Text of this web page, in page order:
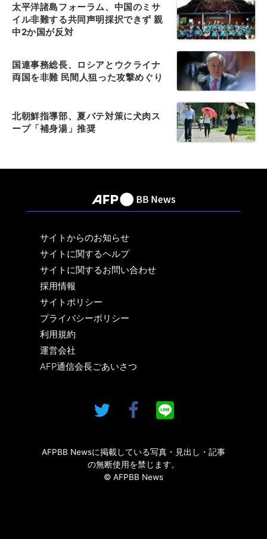
太平洋諸島フォーラム、中国のミサ
イル非難する共同声明採択できず 親
中2か国が反対
国連事務総長、ロシアとウクライナ
両国を非難 民間人狙った攻撃めぐり
北朝鮮指導部、夏バテ対策に犬肉ス
ープ「補身湯」推奨
サイトからのお知らせ
サイトに関するヘルプ
サイトに関するお問い合わせ
採用情報
サイトポリシー
プライバシーポリシー
利用規約
運営会社
AFP通信会長ごあいさつ
AFPBB Newsに掲載している写真・見出し・記事
の無断使用を禁じます。
© AFPBB News